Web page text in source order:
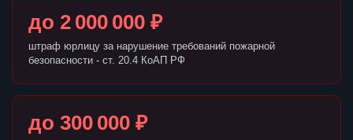
до 2 000 000 ₽
штраф юрлицу за нарушение требований пожарной
безопасности - ст. 20.4 КоАП РФ
до 300 000 ₽